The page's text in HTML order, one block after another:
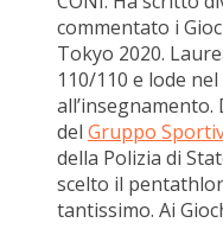
commentato i
Tokyo 2020.
110/110 e lode
del Gruppo
della Polizia di
scelto il
tantissimo. Ai